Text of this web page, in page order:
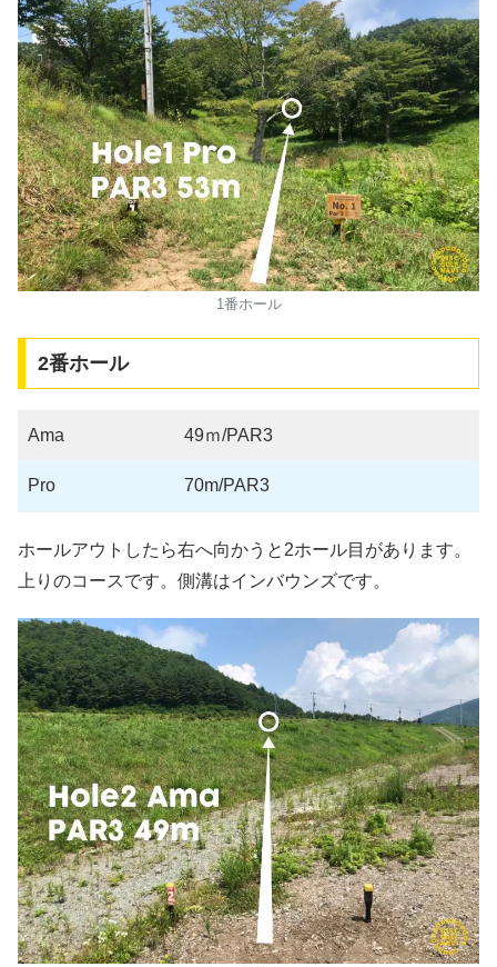
1番ホール
2番ホール
Ama 49ｍ/PAR3
Pro 70m/PAR3
ホールアウトしたら右へ向かうと2ホール目があります。
上りのコースです。側溝はインバウンズです。